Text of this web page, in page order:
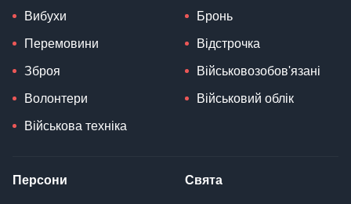
Вибухи
Перемовини
Зброя
Волонтери
Військова техніка
Бронь
Відстрочка
Військовозобов'язані
Військовий облік
Персони Свята